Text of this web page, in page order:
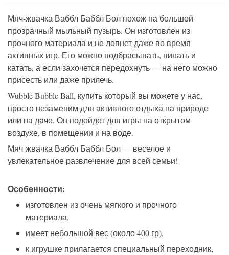
Мяч-жвачка Ваббл Баббл Бол похож на большой
прозрачный мыльный пузырь. Он изготовлен из
прочного материала и не лопнет даже во время
активных игр. Его можно подбрасывать, пинать и
катать, а если захочется передохнуть — на него можно
присесть или даже прилечь.
Wubble Bubble Ball, купить который вы можете у нас,
просто незаменим для активного отдыха на природе
или на даче. Он подойдет для игры наоткрытом
воздухе, в помещении и на воде.
Мяч-жвачка Ваббл Баббл Бол— веселое и
увлекательное развлечение для всей семьи!
Особенности:
изготовлен из очень мягкого и прочного
материала,
имеет небольшой вес (около 400 гр),
к игрушке прилагается специальный переходник,